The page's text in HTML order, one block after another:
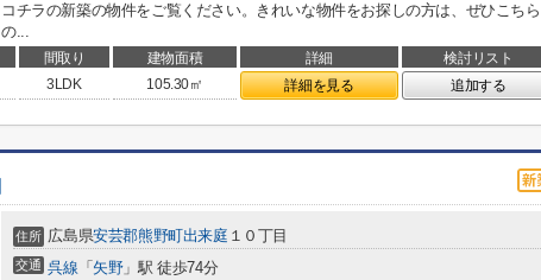
コチラの新築の物件をご覧ください。きれいな物件をお探しの方は、ぜひこちら
の...
間取り 建物面積 詳細
検討リスト
3LDK 105.30㎡ 詳細を見る 追加する
住所 広島県安芸郡熊野町出来庭 １０丁目
交通 呉線 「 矢野」駅 徒歩74分